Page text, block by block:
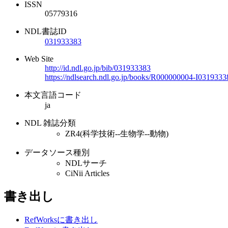
ISSN
05779316
NDL書誌ID
031933383
Web Site
http://id.ndl.go.jp/bib/031933383
https://ndlsearch.ndl.go.jp/books/R000000004-
本文言語コード
ja
NDL 雑誌分類
ZR4(科学技術--生物学--動物)
データソース種別
NDLサーチ
CiNii Articles
書き出し
RefWorksに書き出し